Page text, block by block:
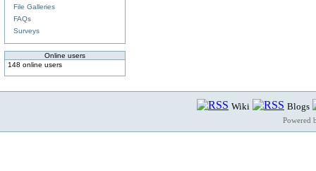
File Galleries
FAQs
Surveys
Online users
148 online users
Wiki Blogs
Powered